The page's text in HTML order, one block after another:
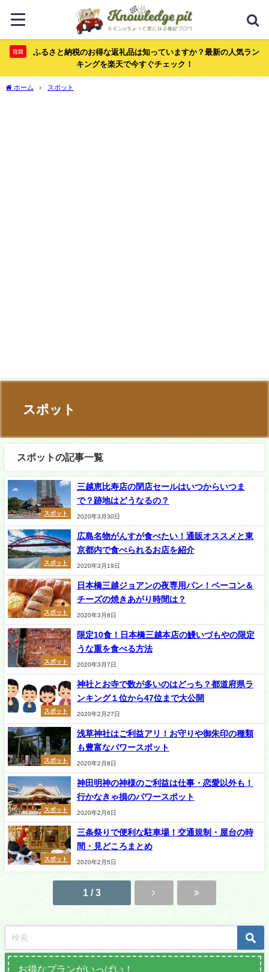
注目
ふるさと納税のお得な返礼品は知っていますか？最新の人気ラン
キングを楽天で今すぐチェック！
ホーム スポット
スポット
スポットの記事一覧
スポット
三越恵比寿店の閉店セールはいつからいつま
で？跡地はどうなるの？
2020年3月30日
スポット
広島名物がんすが食べたい！通販オススメと東
京都内で食べられるお店を紹介
2020年3月19日
スポット
日本橋三越ジョアンの夜専用パン！ベーコン＆
チーズの焼きあがり時間は？
2020年3月8日
スポット
限定10食！日本橋三越本店の鰻いづもやの限定
うな重を食べる方法
2020年3月7日
スポット
神社とお寺で数が多いのはどっち？都道府県ラ
ンキング１位から47位まで大公開
2020年2月27日
スポット
浅草神社はご利益アリ！お守りや御朱印の種類
も豊富なパワースポット
2020年2月8日
スポット
神田明神の神様のご利益は仕事・恋愛以外も！
行かなきゃ損のパワースポット
2020年2月6日
スポット
三条祭りで便利な駐車場！交通規制・屋台の時
間・見どころまとめ
2020年2月5日
1 / 3
お得なプランがいっぱい！